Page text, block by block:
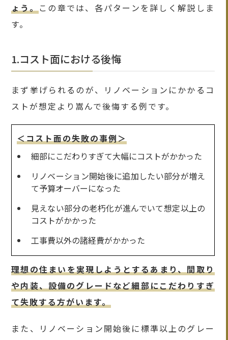
ょう。この章では、各パターンを詳しく解説しま
す。
1.コスト面における後悔
まず挙げられるのが、リノベーションにかかるコ
ストが想定より嵩んで後悔する例です。
＜コスト面の失敗の事例＞
細部にこだわりすぎて大幅にコストがかかった
リノベーション開始後に追加したい部分が増え
て予算オーバーになった
見えない部分の老朽化が進んでいて想定以上の
コストがかかった
工事費以外の諸経費がかかった
理想の住まいを実現しようとするあまり、間取り
や内装、設備のグレードなど細部にこだわりすぎ
て失敗する方がいます。
また、リノベーション開始後に標準以上のグレー